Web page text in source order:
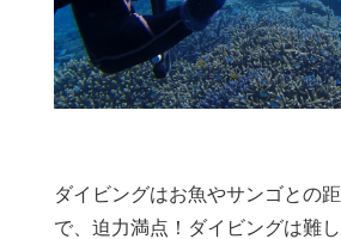
ダイビングはお魚やサンゴとの
で、迫力満点！ダイビングは難